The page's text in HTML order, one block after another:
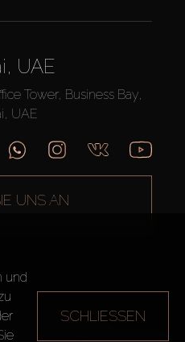
UAE
Tower, Business Bay,
UAE
UNS AN
Rechte vorbehalten
und
SCHLIESSEN